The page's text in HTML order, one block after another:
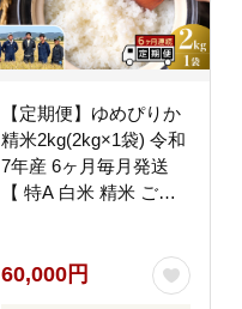
【定期便】ゆめぴりか
精米2kg(2kg×1袋) 令和
7年産 6ヶ月毎月発送
【 特A 白米 精米 ご飯
と納税 北海道ふるさと
納税 旭川市 北海道 】
60,000円